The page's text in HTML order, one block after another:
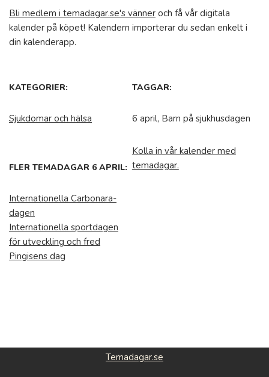
Bli medlem i temadagar.se's vänner och få vår digitala
kalender på köpet! Kalendern importerar du sedan enkelt i
din kalenderapp.
KATEGORIER:
Sjukdomar och hälsa
TAGGAR:
6 april, Barn på sjukhusdagen
FLER TEMADAGAR 6 APRIL:
Internationella Carbonara-
dagen
Internationella sportdagen
för utveckling och fred
Pingisens dag
Kolla in vår kalender med
temadagar.
Temadagar.se